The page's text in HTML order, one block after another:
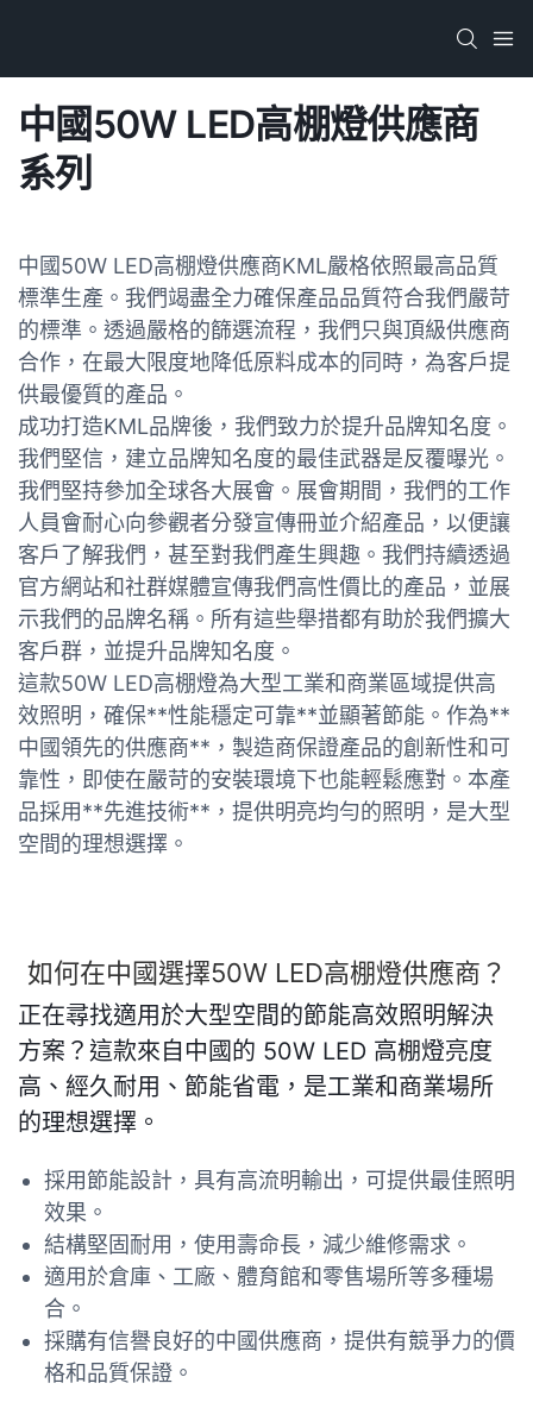
中國50W LED高棚燈供應商
系列
中國50W LED高棚燈供應商KML嚴格依照最高品質
標準生產。我們竭盡全力確保產品品質符合我們嚴苛
的標準。透過嚴格的篩選流程，我們只與頂級供應商
合作，在最大限度地降低原料成本的同時，為客戶提
供最優質的產品。
成功打造KML品牌後，我們致力於提升品牌知名度。
我們堅信，建立品牌知名度的最佳武器是反覆曝光。
我們堅持參加全球各大展會。展會期間，我們的工作
人員會耐心向參觀者分發宣傳冊並介紹產品，以便讓
客戶了解我們，甚至對我們產生興趣。我們持續透過
官方網站和社群媒體宣傳我們高性價比的產品，並展
示我們的品牌名稱。所有這些舉措都有助於我們擴大
客戶群，並提升品牌知名度。
這款50W LED高棚燈為大型工業和商業區域提供高
效照明，確保**性能穩定可靠**並顯著節能。作為**
中國領先的供應商**，製造商保證產品的創新性和可
靠性，即使在嚴苛的安裝環境下也能輕鬆應對。本產
品採用**先進技術**，提供明亮均勻的照明，是大型
空間的理想選擇。
如何在中國選擇50W LED高棚燈供應商？
正在尋找適用於大型空間的節能高效照明解決
方案？這款來自中國的 50W LED 高棚燈亮度
高、經久耐用、節能省電，是工業和商業場所
的理想選擇。
採用節能設計，具有高流明輸出，可提供最佳照明
效果。
結構堅固耐用，使用壽命長，減少維修需求。
適用於倉庫、工廠、體育館和零售場所等多種場
合。
採購有信譽良好的中國供應商，提供有競爭力的價
格和品質保證。